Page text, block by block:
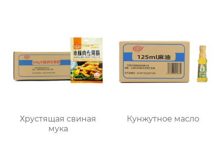
Хрустящая свиная
мука
Кунжутное масло